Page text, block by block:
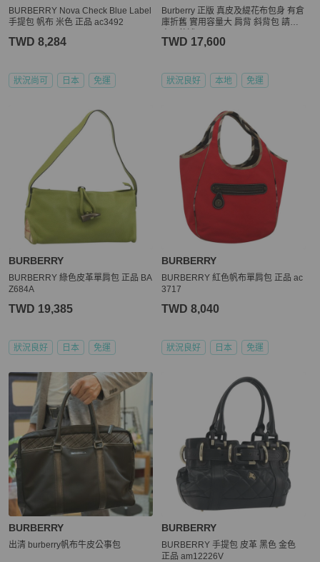
BURBERRY Nova Check Blue Label
手提包 帆布 米色 正品 ac3492
TWD 8,284
狀況尚可 日本 免運
Burberry 正版 真皮及緹花布包身 有倉
庫折舊 實用容量大 肩背 斜背包 請看
TWD 17,600
狀況良好 本地 免運
BURBERRY
BURBERRY 綠色皮革單肩包 正品 BA
Z684A
TWD 19,385
狀況良好 日本 免運
BURBERRY
BURBERRY 紅色帆布單肩包 正品 ac
3717
TWD 8,040
狀況良好 日本 免運
BURBERRY
出清 burberry帆布牛皮公事包
BURBERRY
BURBERRY 手提包 皮革 黑色 金色
正品 am12226V